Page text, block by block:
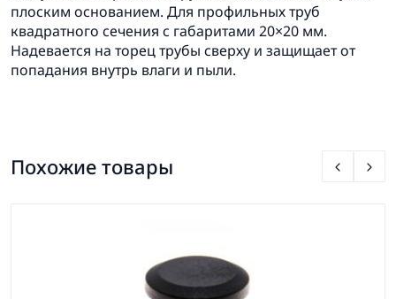
плоским основанием. Для профильных труб
квадратного сечения с габаритами 20×20 мм.
Надевается на торец трубы сверху и защищает от
попадания внутрь влаги и пыли.
Похожие товары